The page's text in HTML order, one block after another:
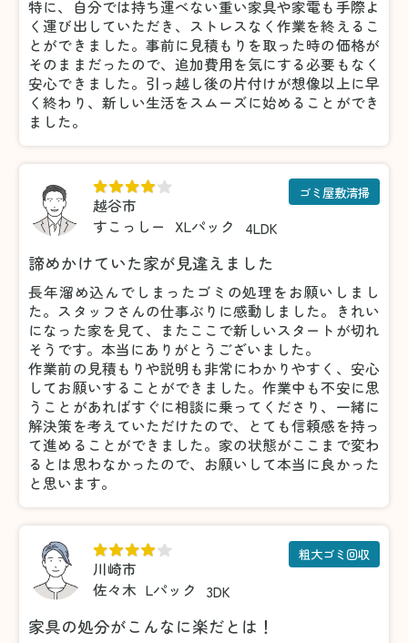
特に、自分では持ち運べない重い家具や家電も手際よ
く運び出していただき、ストレスなく作業を終えるこ
とができました。事前に見積もりを取った時の価格が
そのままだったので、追加費用を気にする必要もなく
安心できました。引っ越し後の片付けが想像以上に早
く終わり、新しい生活をスムーズに始めることができ
ました。
越谷市
すこっしー
XLパック 4LDK
ゴミ屋敷清掃
諦めかけていた家が見違えました
長年溜め込んでしまったゴミの処理をお願いしまし
た。スタッフさんの仕事ぶりに感動しました。きれい
になった家を見て、またここで新しいスタートが切れ
そうです。本当にありがとうございました。
作業前の見積もりや説明も非常にわかりやすく、安心
してお願いすることができました。作業中も不安に思
うことがあればすぐに相談に乗ってくださり、一緒に
解決策を考えていただけたので、とても信頼感を持っ
て進めることができました。家の状態がここまで変わ
るとは思わなかったので、お願いして本当に良かった
と思います。
川崎市
佐々木 Lパック 3DK
粗大ゴミ回収
家具の処分がこんなに楽だとは！